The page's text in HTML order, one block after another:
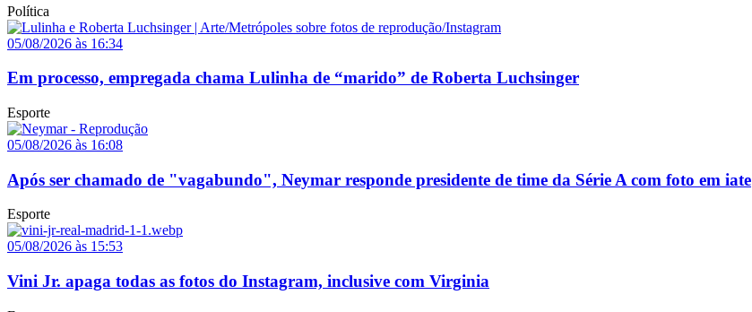
Política
05/08/2026 às 16:34
Em processo, empregada chama Lulinha de “marido” de Roberta Luchsinger
Esporte
05/08/2026 às 16:08
Após ser chamado de "vagabundo", Neymar responde presidente de time da Série A com foto em iate
Esporte
05/08/2026 às 15:53
Vini Jr. apaga todas as fotos do Instagram, inclusive com Virginia